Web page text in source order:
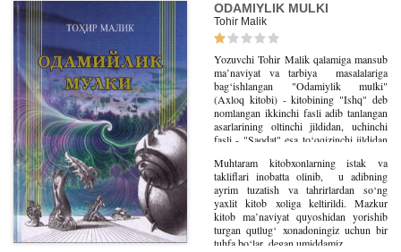
ODAMIYLIK MULKI
Tohir Malik
Yozuvchi Tohir Malik qalamiga mansub
ma’naviyat va tarbiya masalalariga
bag‘ishlangan "Odamiylik mulki"
(Axloq kitobi) - kitobining "Ishq" deb
nomlangan ikkinchi fasli adib tanlangan
asarlarining oltinchi jildidan, uchinchi
fasli - "Saodat" esa to‘qqizinchi jildidan
Muhtaram kitobxonlarning istak va
takliflari inobatta olinib, u adibning
ayrim tuzatish va tahrirlardan so‘ng
yaxlit kitob xoliga keltirildi. Mazkur
kitob ma’naviyat quyoshidan yorishib
turgan qutlug‘ xonadoningiz uchun bir
tuhfa bo‘lar, degan umiddamiz.